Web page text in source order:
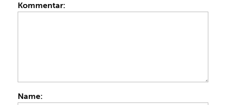
Kommentar:
Name: